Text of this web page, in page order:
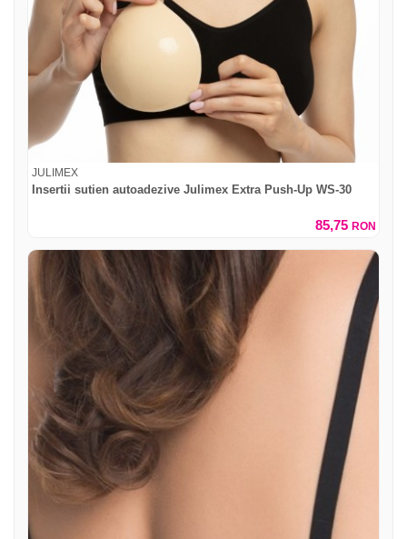
JULIMEX
Insertii sutien autoadezive Julimex Extra Push-Up WS-30
85,75 RON